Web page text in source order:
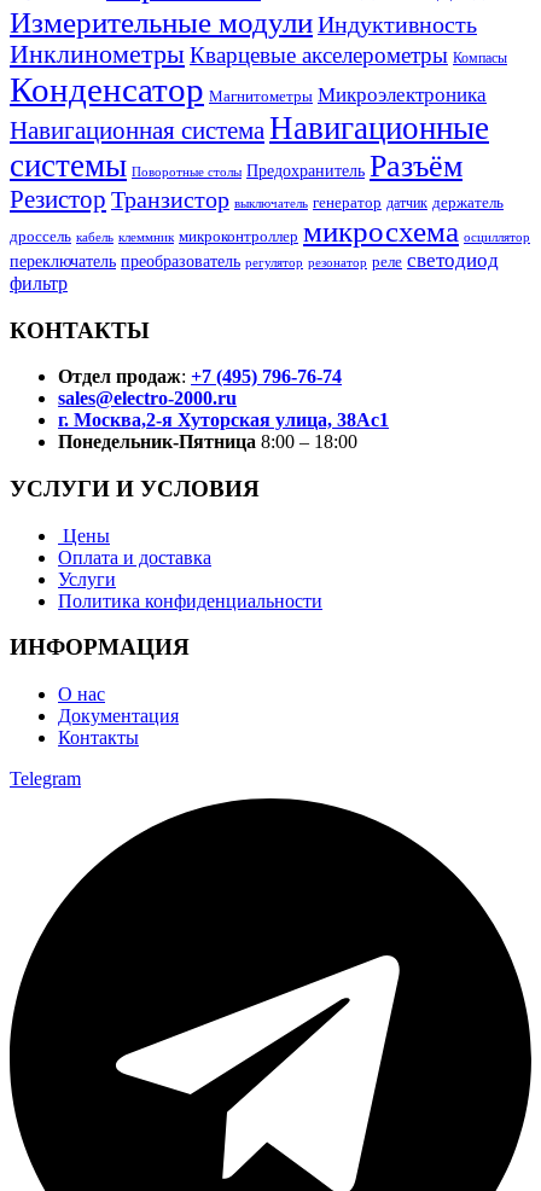
Измерительные модулиИндуктивность
ИнклинометрыКварцевые акселерометры Компасы
Конденсатор Магнитометры Микроэлектроника
Навигационная система Навигационные
системы Поворотные столы Предохранитель Разъём
Резистор Транзистор выключатель генератор датчик держатель
дроссель кабель клеммник микроконтроллер микросхема осциллятор
переключатель преобразователь регулятор резонатор реле светодиод
фильтр
КОНТАКТЫ
Отдел продаж: +7 (495) 796-76-74
sales@electro-2000.ru
г. Москва,2-я Хуторская улица, 38Ас1
Понедельник-Пятница 8:00 – 18:00
УСЛУГИ И УСЛОВИЯ
Цены
Оплата и доставка
Услуги
Политика конфиденциальности
ИНФОРМАЦИЯ
О нас
Документация
Контакты
Telegram